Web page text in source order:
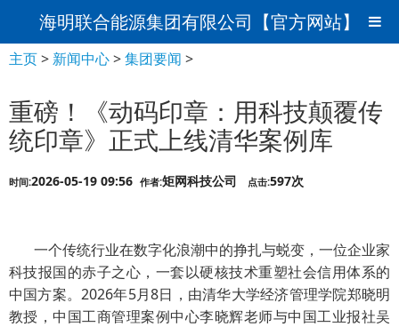
海明联合能源集团有限公司【官方网站】
主页> 新闻中心>集团要闻 >
重磅！《动码印章：用科技颠覆传
统印章》正式上线清华案例库
时间:2026-05-19 09:56 作者:矩网科技公司 点击:597次
一个传统行业在数字化浪潮中的挣扎与蜕变，一位企业家
科技报国的赤子之心，一套以硬核技术重塑社会信用体系的
中国方案。2026年5月8日，由清华大学经济管理学院郑晓明
教授，中国工商管理案例中心李晓辉老师与中国工业报社吴